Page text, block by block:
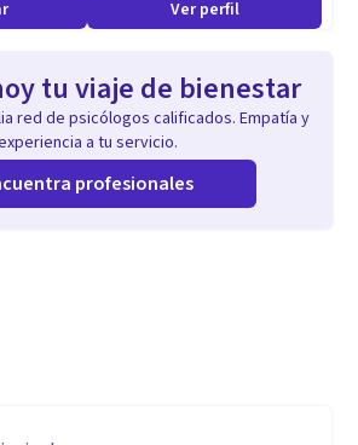
que cada persona pueda aplicar lo
para brindar la mejor
Ver perfil
tu viaje de bienestar
red de psicólogos calificados. Empatía y
a tu servicio.
profesionales